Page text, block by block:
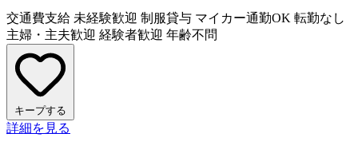
交通費支給 未経験歓迎 制服貸与 マイカー通勤OK 転勤なし
主婦・主夫歓迎 経験者歓迎 年齢不問
キープする
詳細を見る